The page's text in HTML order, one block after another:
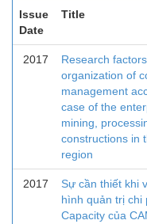
Issue
Date
Title
2017
Research
organization of
management
case of the
mining,
constructions in
region
2017
Sự cần thiết khi
hình quản trị chi
Capacity của